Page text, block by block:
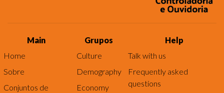
Main
Home
Sobre
Conjuntos de
Grupos
Culture
Demography
Economy
Help
Talk with us
Frequently asked
questions